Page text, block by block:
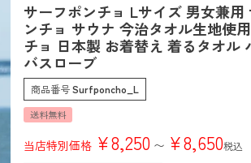
サーフポンチョ Lサイズ 男女兼用
ンチョ サウナ 今治タオル生地使
チョ 日本製 お着替え 着るタオル
バスローブ
商品番号Surfponcho_L
送料無料
当店特別価格 ¥8,250 〜 ¥8,650税込